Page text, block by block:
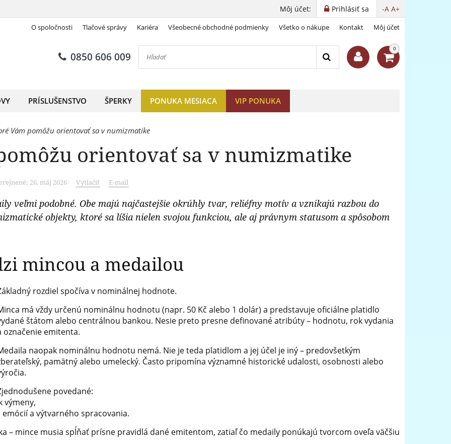
-A A+
Prihlásiť sa
Môj účet:
O spoločnosti Tlačové správy Kariéra Všeobecné obchodné podmienky Všetko o nákupe Kontakt Môj účet
0850 606 009
0
PRÍSLUŠENSTVO ŠPERKY PONUKA MESIACA VIP PONUKA
Vám pomôžu orientovať sa v numizmatike
orientovať sa v numizmatike
26. máj 2026 Vytlačiť E-mail
veľmi podobné. Obe majú najčastejšie okrúhly tvar, reliéfny motív a vznikajú razbou do
objekty, ktoré sa líšia nielen svojou funkciou, ale aj právnym statusom a spôsobom
mincou a medailou
rozdiel spočíva v nominálnej hodnote.
má vždy určenú nominálnu hodnotu (napr. 50 Kč alebo 1 dolár) a predstavuje oficiálne platidlo
štátom alebo centrálnou bankou. Nesie preto presne definované atribúty – hodnotu, rok vydania
označenie emitenta.
naopak nominálnu hodnotu nemá. Nie je teda platidlom a jej účel je iný – predovšetkým
pamätný alebo umelecký. Často pripomína významné historické udalosti, osobnosti alebo
povedané:
výmeny,
a výtvarného spracovania.
– mince musia spĺňať prísne pravidlá dané emitentom, zatiaľ čo medaily ponúkajú tvorcom oveľa väčšiu